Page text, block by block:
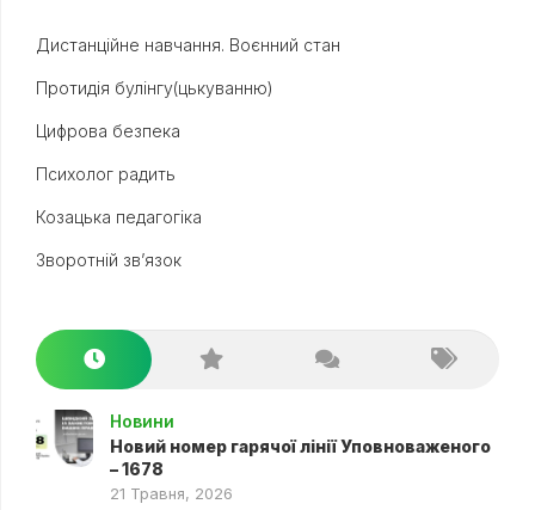
Дистанційне навчання. Воєнний стан
Протидія булінгу(цькуванню)
Цифрова безпека
Психолог радить
Козацька педагогіка
Зворотній зв’язок
Новини
Новий номер гарячої лінії Уповноваженого
– 1678
21 Травня, 2026